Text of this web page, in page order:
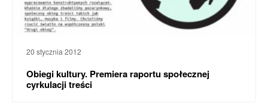
20 stycznia 2012
Obiegi kultury. Premiera raportu społecznej
cyrkulacji treści